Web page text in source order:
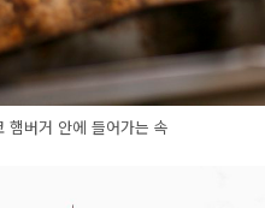
햄버거 안에 들어가는 속